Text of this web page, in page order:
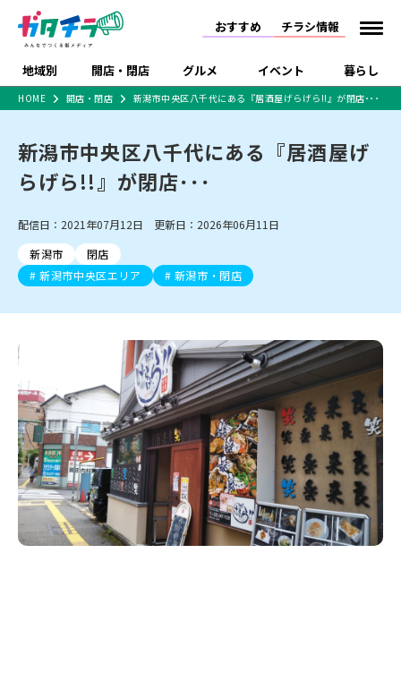
おすすめ チラシ情報
地域別 開店・閉店 グルメ イベント 暮らし
新潟市 下越
佐渡
新潟市中央区 新潟市東区 新潟市西区
新潟市北区
新潟市南区
新潟市江南区 新潟市秋葉区
新潟市西蒲区
村上・関川
新発田・聖籠
胎内・粟島
三条・加茂・田上
五泉・阿賀野・阿賀
燕・弥彦
長岡・見附
小千谷・十日町・津南
魚沼・南魚沼・湯沢
柏崎・刈羽・出雲崎
上越・妙高・糸魚川
開店 閉店
新潟市・開店
長岡市・閉店
上越市・開店
上越市・閉店
ラーメン・開店
ラーメン・閉店
ラーメン 現地レポート
スイーツ ランチ
ご当地グルメ 食べ歩き テイクアウト
季節・期間限定
カフェ
居酒屋・バー 焼肉
パスタ
パン・ベーカリー
タレカツ・豚カツ
デカ盛り・大盛り
旨辛・激辛
定食・町定食 海鮮・鮨
そば・うどん
日本酒・新潟清酒
ワイン・クラフトビール
ケーキ・パフェ
ビアガーデン・暑気払い
忘新年会・歓送迎会
体験・販売 祭り・伝統行事
スポーツ
酒月
セミナー・講演会 子ども向け 花火大会
入場無料
住宅展示場
完成見学会 学生スポーツ アルビレックス
施設・ショップ
住宅メーカー・工務
食品メーカー・県産
品
リラクゼーション・整体
スキー場
リユース・買取
病院・クリニック
イオンモール
ラブラ万代・ラブラ2
ビルボードプレイスBP
新潟伊勢丹
ピア万代
リバーサイド千秋
パティオPATIO
セツコママ ランキング 新潟人
ショッピングモール・
ファッション
外食・テイクアウト
新車・中古車・カー用品
旅行・レジャー
家電・携帯電話
冠婚葬祭
習い事・塾 通販・EC イベント
求人
官公庁・自治体
新潟市 チラシ
長岡・見附 チラシ
上越・妙高・糸魚川 チラシ
注目 チラシ
週末セール
火曜セール
オープン・リニューアルセール
周年祭・感謝祭セール
年末・初売りセール
HOME 開店・閉店 新潟市中央区八千代にある『居酒屋げらげら!!』が閉店･･･
新潟市中央区八千代にある『居酒屋げ
らげら!!』が閉店･･･
配信日：2021年07月12日 更新日：2026年06月11日
新潟市
閉店
新潟市中央区エリア
新潟市・閉店